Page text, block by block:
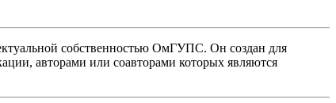
собственностью ОмГУПС. Он создан для
авторами или соавторами которых являются